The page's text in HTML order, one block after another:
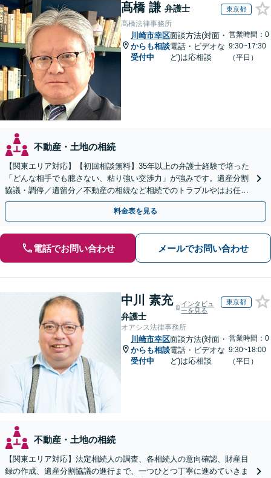
髙橋 謙 弁護士 東京都
髙橋法律事務所
川崎市幸区
からも相談
受付中
面談方法(対面・
電話・ビデオな
ど)は応相談
営業時間：0
9:30~17:30
（平日）
不動産・土地の相続
【関東エリア対応】【初回相談無料】35年以上の弁護士経験で培った
「どんな相手でも臆さない、粘り強い交渉力」が強みです。遺産分割
協議・調停／遺留分／不動産の相続など相続でのトラブルやはお任せ
ください。遺言書や生前贈与など生前対策にも注力
料金表を見る
電話でお問い合わせ メールでお問い合わせ
中川 素充
弁護士
インタビュ
ーを見る
東京都
オアシス法律事務所
川崎市幸区
からも相談
受付中
面談方法(対面・
電話・ビデオな
ど)は応相談
営業時間：0
9:30~18:00
（平日）
不動産・土地の相続
【関東エリア対応】法定相続人の調査、各相続人の意向確認、財産目
録の作成、遺産分割協議の進行まで、一つひとつ丁寧に進めていきま